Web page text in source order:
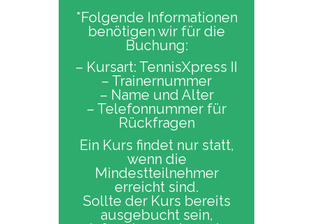
*Folgende Informationen
benötigen wir für die
Buchung:
– Kursart: TennisXpress II
– Trainernummer
– Name und Alter
– Telefonnummer für
Rückfragen
Ein Kurs findet nur statt,
wenn die
Mindestteilnehmer
erreicht sind.
Sollte der Kurs bereits
ausgebucht sein,